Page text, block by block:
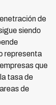
de
siendo
representa
que
tasa de
de